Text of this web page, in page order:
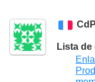
CdP
Lista de